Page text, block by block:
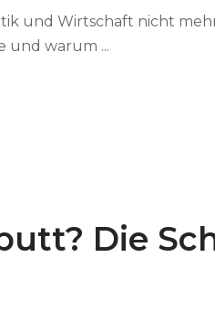
und Wirtschaft nicht
und warum ...
Die